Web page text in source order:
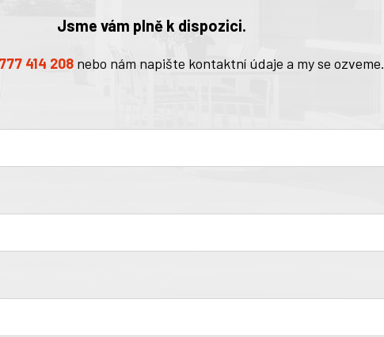
Jsme vám plně k dispozici.
414 208nebo nám napište kontaktní údaje a my se ozveme.